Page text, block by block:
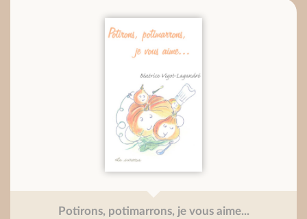
Potirons, potimarrons, je vous aime...